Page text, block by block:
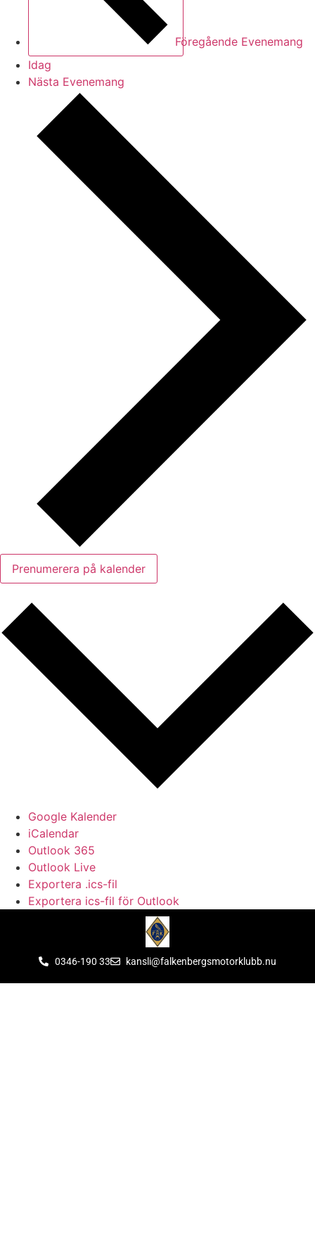
Föregående Evenemang
Idag
Nästa Evenemang
Prenumerera på kalender
Google Kalender
iCalendar
Outlook 365
Outlook Live
Exportera .ics-fil
Exportera ics-fil för Outlook
0346-190 33 kansli@falkenbergsmotorklubb.nu